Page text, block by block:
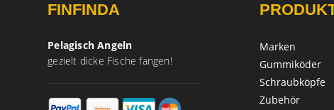
FINFINDA
Pelagisch Angeln
gezielt dicke Fische fangen!
Marken
Gummiköder
Schraubköpfe
Zubehör